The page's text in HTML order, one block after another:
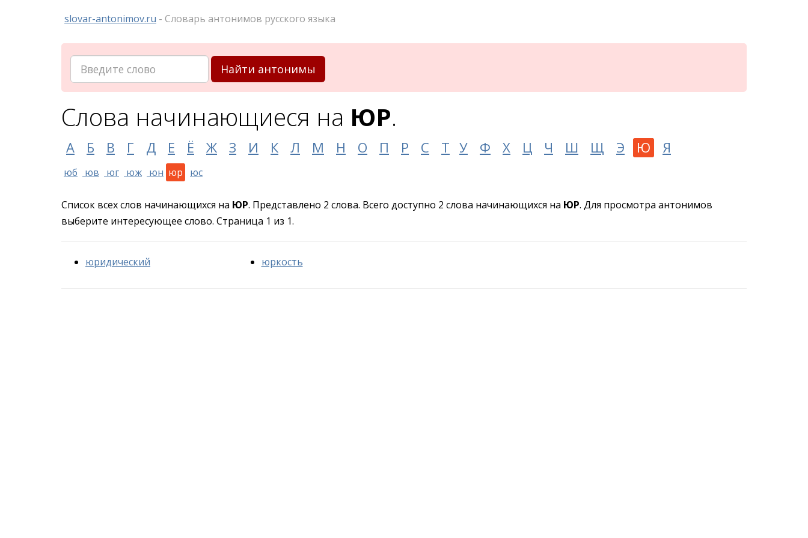
slovar-antonimov.ru - Словарь антонимов русского языка
Найти антонимы
Слова начинающиеся на ЮР.
А Б В Г Д Е Ё Ж З И К Л М Н О П Р С Т У Ф Х Ц Ч Ш Щ Э Ю Я
юб юв юг юж юн юр юс
Список всех слов начинающихся на ЮР. Представлено 2 слова. Всего доступно 2 слова начинающихся на ЮР. Для просмотра антонимов
выберите интересующее слово. Страница 1 из 1.
юридический юркость